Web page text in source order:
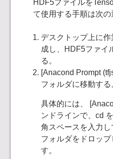
HDF5ファイルを
て使用する手順は次の
デスクトップ上に
成し、HDF5ファイ
る。
[Anacond Prompt
フォルダに移動する
具体的には、
ンドラインで、cd
角スペースを入力
フォルダをドロッ
す。